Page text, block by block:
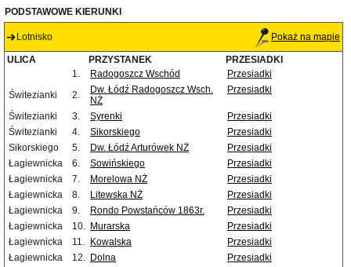
PODSTAWOWE KIERUNKI
Lotnisko Pokaż na mapie
ULICA PRZYSTANEK
PRZESIADKI
1.
Radogoszcz Wschód
Przesiadki
Świtezianki
2.
Dw. Łódź Radogoszcz Wsch.
NŻ
Przesiadki
Świtezianki 3. Syrenki
Przesiadki
Świtezianki
4. Sikorskiego
Przesiadki
Sikorskiego
5. Dw. Łódź Arturówek NŻ
Przesiadki
Łagiewnicka
6. Sowińskiego
Przesiadki
Łagiewnicka
7. Morelowa NŻ
Przesiadki
Łagiewnicka
8. Litewska NŻ
Przesiadki
Łagiewnicka
9. Rondo Powstańców 1863r.
Przesiadki
Łagiewnicka
10. Murarska
Przesiadki
Łagiewnicka
11. Kowalska
Przesiadki
Łagiewnicka
12. Dolna
Przesiadki